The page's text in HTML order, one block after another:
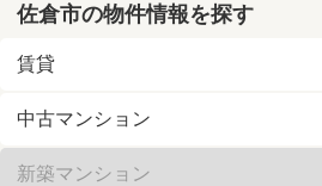
佐倉市の物件情報を探す
賃貸
中古マンション
新築マンション